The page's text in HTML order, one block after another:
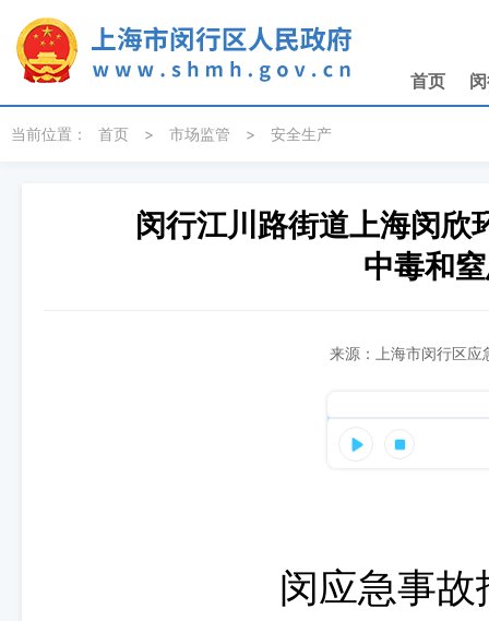
首页
当前位置： 首页 > 市场监管 > 安全生产
闵行江川路街道上海闵欣
中毒和
来源：上海市闵行区
闵应急事故